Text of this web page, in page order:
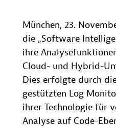
München, 23.
die „Software
ihre
Cloud- und Hybrid-
Dies erfolgte durch
gestützten Log
ihrer Technologie für
Analyse auf Code-